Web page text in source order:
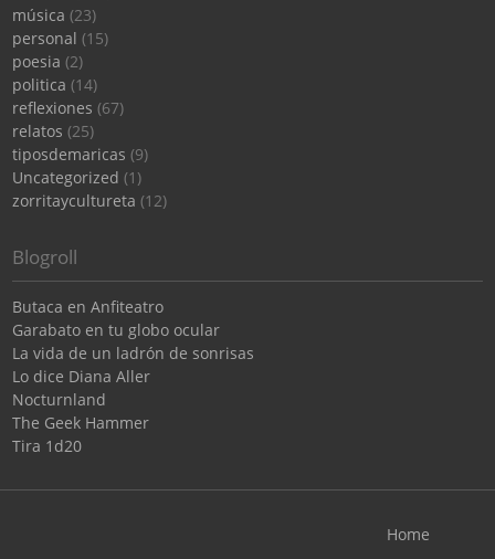
música (23)
personal (15)
poesia (2)
politica (14)
reflexiones (67)
relatos (25)
tiposdemaricas (9)
Uncategorized (1)
zorritaycultureta (12)
Blogroll
Butaca en Anfiteatro
Garabato en tu globo ocular
La vida de un ladrón de sonrisas
Lo dice Diana Aller
Nocturnland
The Geek Hammer
Tira 1d20
Home